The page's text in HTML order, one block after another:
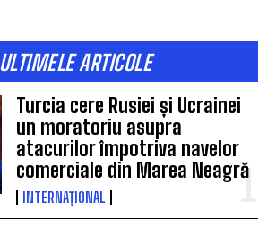
ULTIMELE ARTICOLE
Turcia cere Rusiei și Ucrainei
un moratoriu asupra
atacurilor împotriva navelor
comerciale din Marea Neagră
INTERNAȚIONAL